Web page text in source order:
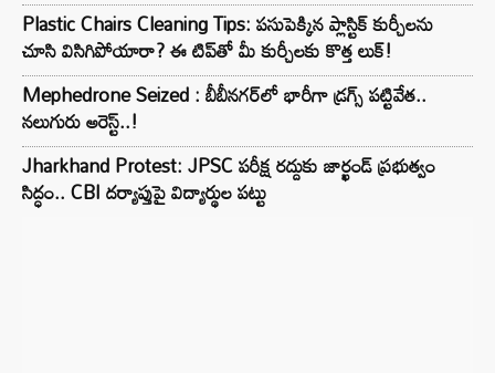
Plastic Chairs Cleaning Tips: పసుపెక్కిన ప్లాస్టిక్ కుర్చీలను
చూసి విసిగిపోయారా? ఈ టిప్‌తో మీ కుర్చీలకు కొత్త లుక్!
Mephedrone Seized : బీబీనగర్‌లో భారీగా డ్రగ్స్ పట్టివేత..
నలుగురు అరెస్ట్..!
Jharkhand Protest: JPSC పరీక్ష రద్దుకు జార్ఖండ్ ప్రభుత్వం
సిద్ధం.. CBI దర్యాప్తుపై విద్యార్థుల పట్టు